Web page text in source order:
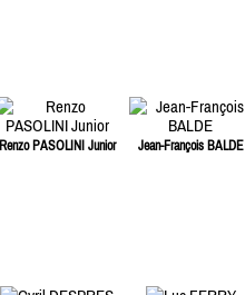
Renzo PASOLINI Junior
Jean-François BALDE